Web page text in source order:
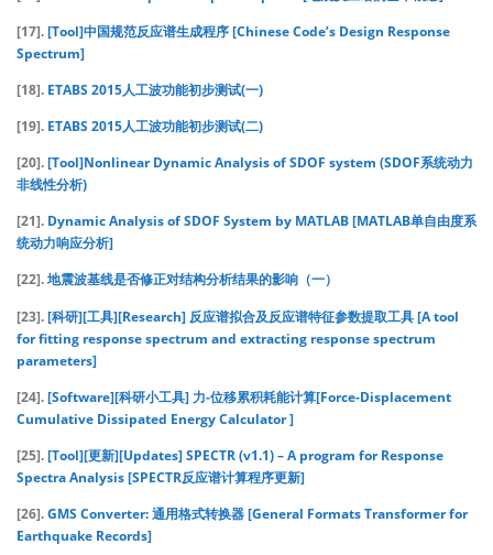
[17].[Tool]中国规范反应谱生成程序 [Chinese Code’s Design Response
Spectrum]
[18]. ETABS 2015人工波功能初步测试(一)
[19]. ETABS 2015人工波功能初步测试(二)
[20].[Tool]Nonlinear Dynamic Analysis of SDOF system (SDOF系统动力
非线性分析)
[21]. Dynamic Analysis of SDOF System by MATLAB [MATLAB单自由度系
统动力响应分析]
[22].地震波基线是否修正对结构分析结果的影响（一）
[23].[科研][工具][Research] 反应谱拟合及反应谱特征参数提取工具 [A tool
for fitting response spectrum and extracting response spectrum
parameters]
[24].[Software][科研小工具] 力-位移累积耗能计算[Force-Displacement
Cumulative Dissipated Energy Calculator ]
[25].[Tool][更新][Updates] SPECTR (v1.1) – A program for Response
Spectra Analysis [SPECTR反应谱计算程序更新]
[26].GMS Converter: 通用格式转换器 [General Formats Transformer for
Earthquake Records]